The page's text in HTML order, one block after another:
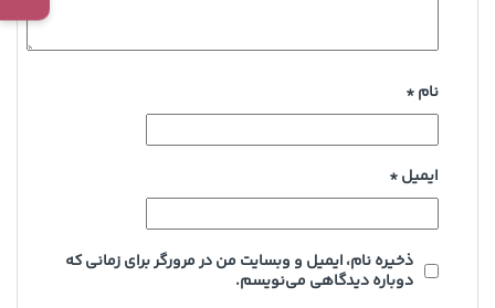
نام*
ایمیل*
ذخیره نام، ایمیل و وبسایت من در مرورگر برای زمانی که
دوباره دیدگاهی می‌نویسم.